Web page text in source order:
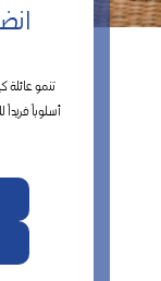
تنمو عائلة
أسلوباً